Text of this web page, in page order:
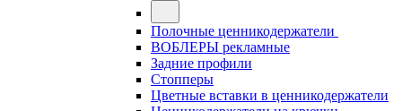
Полочные ценникодержатели
ВОБЛЕРЫ рекламные
Задние профили
Стопперы
Цветные вставки в ценникодержатели